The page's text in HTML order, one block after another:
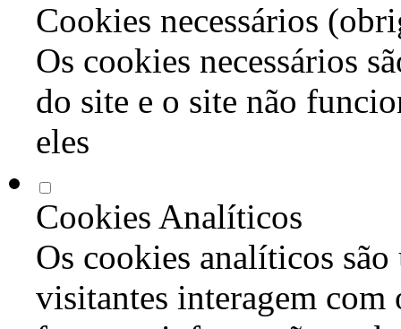
Cookies necessários
Os cookies necessários
do site e o site não
eles
Cookies Analíticos
Os cookies analíticos são
visitantes interagem com